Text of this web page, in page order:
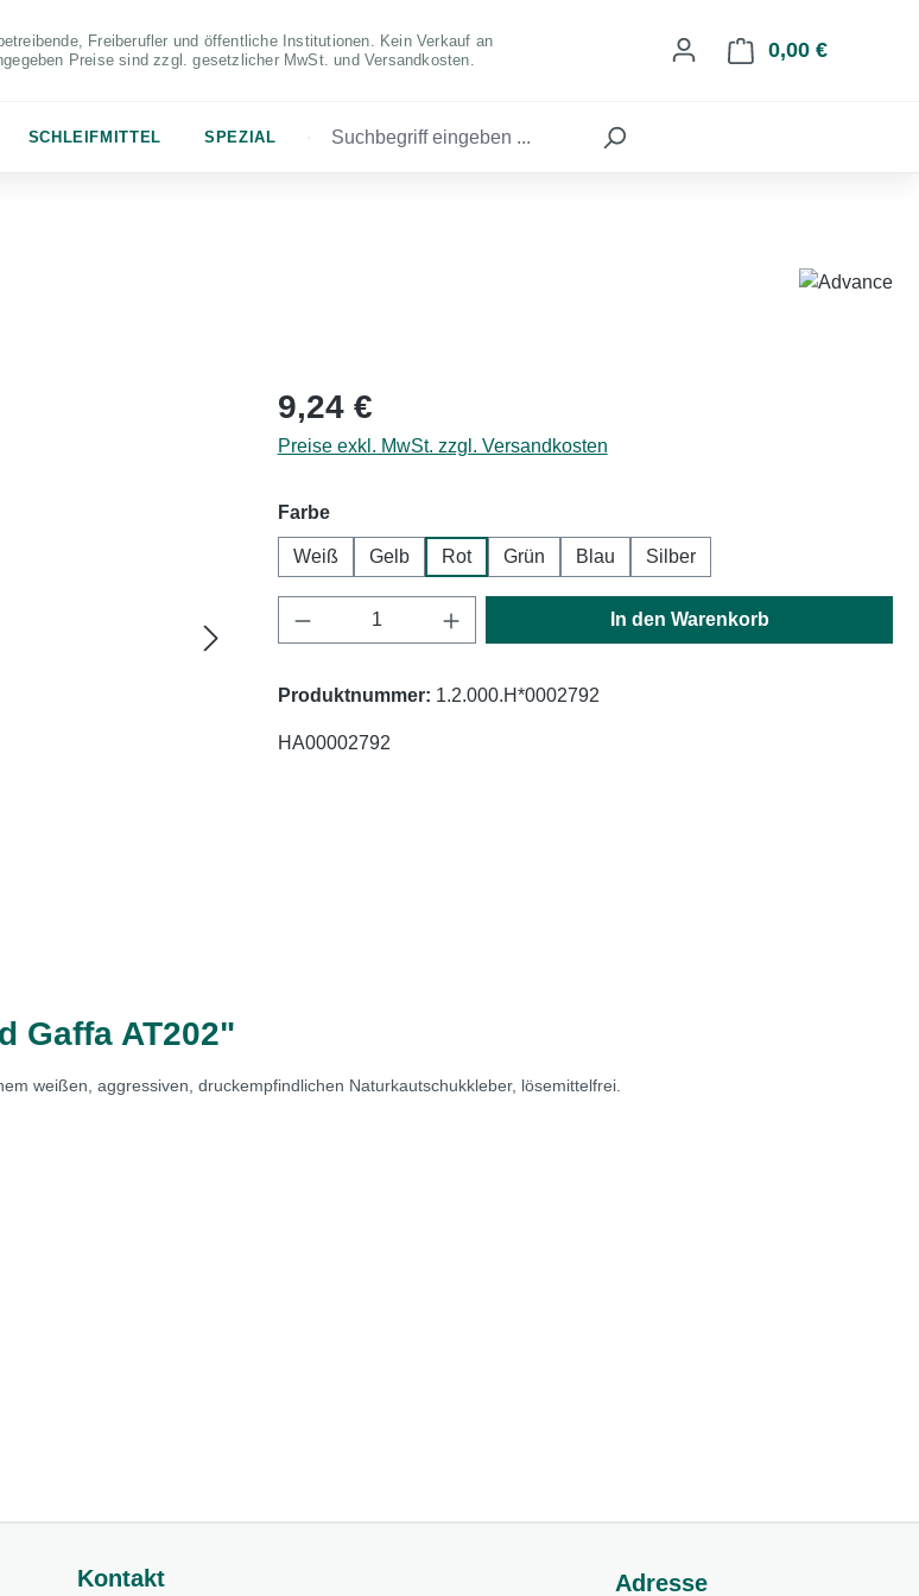
Freiberufler und öffentliche Institutionen. Kein Verkauf an
Preise sind zzgl. gesetzlicher MwSt. und Versandkosten. 0,00 €
SCHLEIFMITTEL SPEZIAL
Regulärer Preis:
9,24 €
Preise exkl. MwSt. zzgl. Versandkosten
Farbeauswählen
Weiß Gelb Rot Grün Blau Silber
Produkt Anzahl: Gib den gewünschten Wert ein
In den Warenkorb
Produktnummer: 1.2.000.H*0002792
HA00002792
Gaffa AT202"
weißen, aggressiven, druckempfindlichen Naturkautschukkleber, lösemittelfrei.
Kontakt Adresse